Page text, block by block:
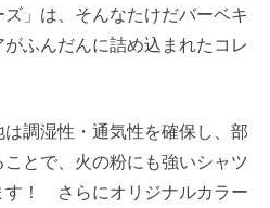
ズ」は、そんなたけだバーベキ
ふんだんに詰め込まれたコレ
調湿性・通気性を確保し、部
とで、火の粉にも強いシャツ
す！ さらにオリジナルカラー